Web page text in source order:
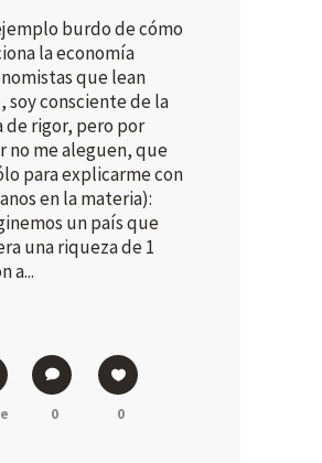
burdo de cómo
la economía
que lean
soy consciente de la
de rigor, pero por
no me aleguen, que
para explicarme con
en la materia):
un país que
una riqueza de 1
a...
0 0